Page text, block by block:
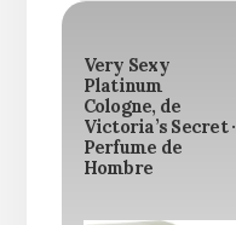
Very Sexy
Platinum
Cologne, de
Victoria’s Secret ·
Perfume de
Hombre